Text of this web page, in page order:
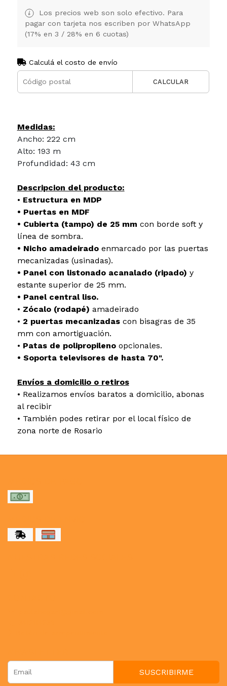
Los precios web son solo efectivo. Para
pagar con tarjeta nos escriben por WhatsApp
(17% en 3 / 28% en 6 cuotas)
Calculá el costo de envío
CALCULAR
Medidas:
Ancho: 222 cm
Alto: 193 m
Profundidad: 43 cm
Descripcion del producto:
• Estructura en MDP
• Puertas en MDF
• Cubierta (tampo) de 25 mm con borde soft y
línea de sombra.
• Nicho amadeiradoenmarcado por las puertas
mecanizadas (usinadas).
• Panel con listonado acanalado (ripado) y
estante superior de 25 mm.
• Panel central liso.
• ​ Zócalo (rodapé) amadeirado
• ​ 2 puertas mecanizadascon bisagras de 35
mm con amortiguación.
• ​ Patas de polipropilenoopcionales.
• Soporta televisores de hasta 70".
Envíos a domicilio o retiros
• Realizamos envíos baratos a domicilio, abonas
al recibir
• También podes retirar por el local físico de
zona norte de Rosario
SUSCRIBIRME